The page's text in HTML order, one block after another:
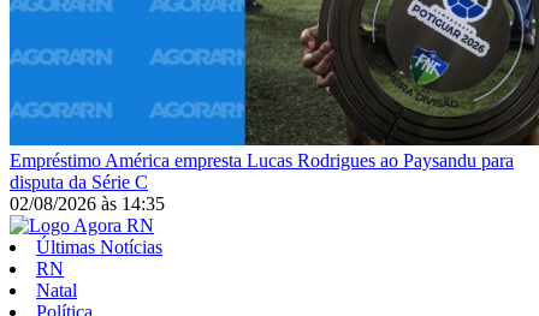
Empréstimo América empresta Lucas Rodrigues ao Paysandu para
disputa da Série C
02/08/2026 às 14:35
Últimas Notícias
RN
Natal
Política